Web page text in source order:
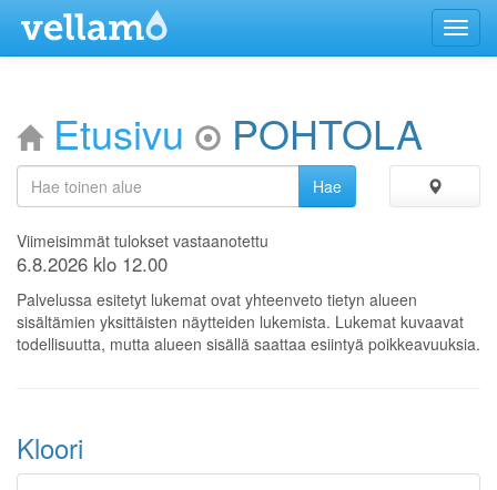
Menu
Etusivu POHTOLA
Viimeisimmät tulokset vastaanotettu
6.8.2026 klo 12.00
Palvelussa esitetyt lukemat ovat yhteenveto tietyn alueen
sisältämien yksittäisten näytteiden lukemista. Lukemat kuvaavat
todellisuutta, mutta alueen sisällä saattaa esiintyä poikkeavuuksia.
Kloori